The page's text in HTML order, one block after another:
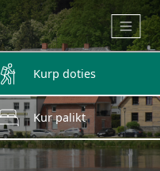
Kurp doties
Kur palikt